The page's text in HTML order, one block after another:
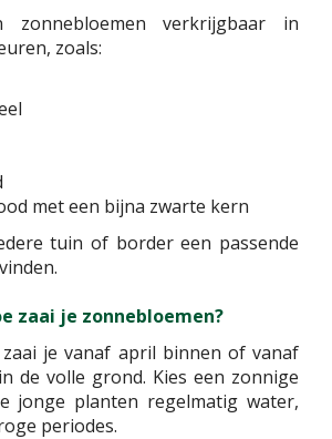
zonnebloemen verkrijgbaar in
zoals:
met een bijna zwarte kern
tuin of border een passende
zaai je zonnebloemen?
je vanaf april binnen of vanaf
de volle grond. Kies een zonnige
jonge planten regelmatig water,
periodes.